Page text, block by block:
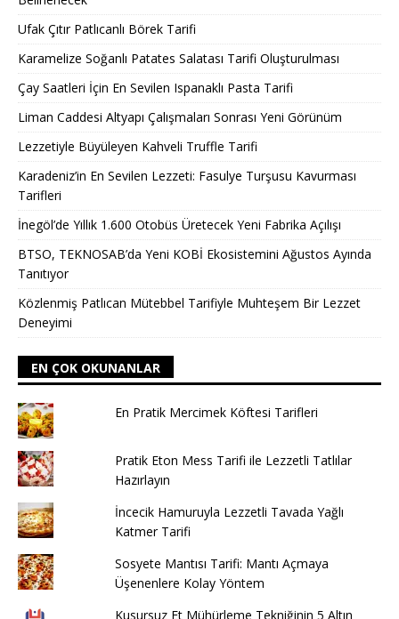
Ufak Çıtır Patlıcanlı Börek Tarifi
Karamelize Soğanlı Patates Salatası Tarifi Oluşturulması
Çay Saatleri İçin En Sevilen Ispanaklı Pasta Tarifi
Liman Caddesi Altyapı Çalışmaları Sonrası Yeni Görünüm
Lezzetiyle Büyüleyen Kahveli Truffle Tarifi
Karadeniz’in En Sevilen Lezzeti: Fasulye Turşusu Kavurması
Tarifleri
İnegöl’de Yıllık 1.600 Otobüs Üretecek Yeni Fabrika Açılışı
BTSO, TEKNOSAB’da Yeni KOBİ Ekosistemini Ağustos Ayında
Tanıtıyor
Közlenmiş Patlıcan Mütebbel Tarifiyle Muhteşem Bir Lezzet
Deneyimi
EN ÇOK OKUNANLAR
En Pratik Mercimek Köftesi Tarifleri
Pratik Eton Mess Tarifi ile Lezzetli Tatlılar
Hazırlayın
İncecik Hamuruyla Lezzetli Tavada Yağlı
Katmer Tarifi
Sosyete Mantısı Tarifi: Mantı Açmaya
Üşenenlere Kolay Yöntem
Kusursuz Et Mühürleme Tekniğinin 5 Altın